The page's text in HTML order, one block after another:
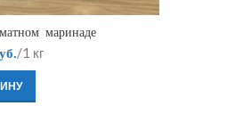
маринаде
/1 кг